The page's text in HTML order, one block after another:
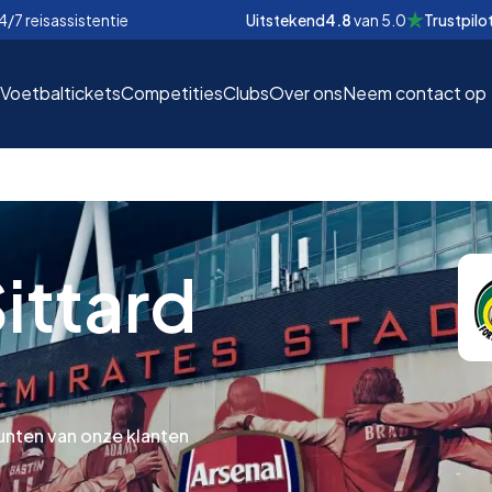
7 reisassistentie Uitstekend4.8van 5.0 Trustpilot
EUR
€
VoetbalticketsCompetitiesClubsOver onsNeem contact op
van onze klanten
EUR
€